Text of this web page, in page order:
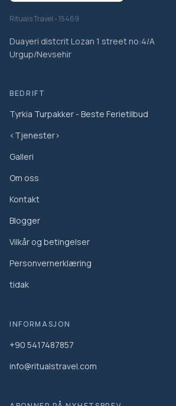
Rituals Travel - 15469
Duayeri distcrit Lozan 1 street no:4/A
Urgup/Nevsehir
BEDRIFT
Tyrkia Turpakker - Beste Ferietilbud
<Tjenester>
Galleri
Om oss
Kontakt
Blogger
Vilkår og betingelser
Personvernerklæring
tidak
INFORMASJON
+90 5417487857
info@ritualstravel.com